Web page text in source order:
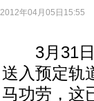
2012年04月05日15:55
3月31日
送入预定轨
马功劳，这